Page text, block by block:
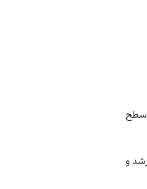
سطح
و